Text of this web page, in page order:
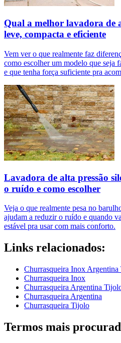
Qual a melhor lavadora de
leve, compacta e eficiente
Vem ver o que realmente faz
como escolher um modelo que seja
e que tenha força suficiente pra
Lavadora de alta pressão
o ruído e como escolher
Veja o que realmente pesa no
ajudam a reduzir o ruído e quando
estável pra usar com mais conforto.
Links relacionados:
Churrasqueira Inox
Churrasqueira Inox
Churrasqueira Argentina
Churrasqueira Argentina
Churrasqueira Tijolo
Termos mais